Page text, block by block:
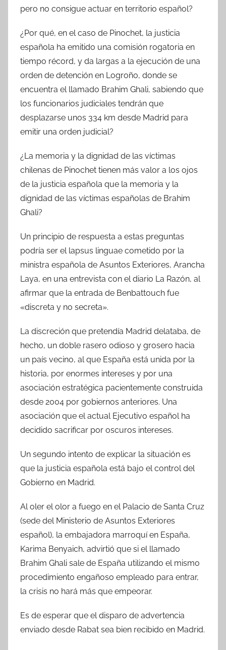
pero no consigue actuar en territorio español?
¿Por qué, en el caso de Pinochet, la justicia
española ha emitido una comisión rogatoria en
tiempo récord, y da largas a la ejecución de una
orden de detención en Logroño, donde se
encuentra el llamado Brahim Ghali, sabiendo que
los funcionarios judiciales tendrán que
desplazarse unos 334 km desde Madrid para
emitir una orden judicial?
¿La memoria y la dignidad de las víctimas
chilenas de Pinochet tienen más valor a los ojos
de la justicia española que la memoria y la
dignidad de las víctimas españolas de Brahim
Ghali?
Un principio de respuesta a estas preguntas
podría ser el lapsus linguae cometido por la
ministra española de Asuntos Exteriores, Arancha
Laya, en una entrevista con el diario La Razón, al
afirmar que la entrada de Benbattouch fue
«discreta y no secreta».
La discreción que pretendía Madrid delataba, de
hecho, un doble rasero odioso y grosero hacia
un país vecino, al que España está unida por la
historia, por enormes intereses y por una
asociación estratégica pacientemente construida
desde 2004 por gobiernos anteriores. Una
asociación que el actual Ejecutivo español ha
decidido sacrificar por oscuros intereses.
Un segundo intento de explicar la situación es
que la justicia española está bajo el control del
Gobierno en Madrid.
Al oler el olor a fuego en el Palacio de Santa Cruz
(sede del Ministerio de Asuntos Exteriores
español), la embajadora marroquí en España,
Karima Benyaich, advirtió que si el llamado
Brahim Ghali sale de España utilizando el mismo
procedimiento engañoso empleado para entrar,
la crisis no hará más que empeorar.
Es de esperar que el disparo de advertencia
enviado desde Rabat sea bien recibido en Madrid.